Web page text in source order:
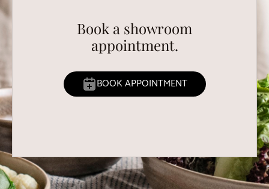
Book a showroom
appointment.
BOOK APPOINTMENT